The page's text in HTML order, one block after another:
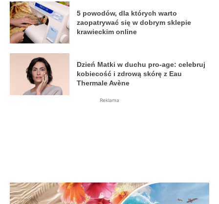
5 powodów, dla których warto
zaopatrywać się w dobrym sklepie
krawieckim online
Dzień Matki w duchu pro-age: celebruj
kobiecość i zdrową skórę z Eau
Thermale Avène
Reklama